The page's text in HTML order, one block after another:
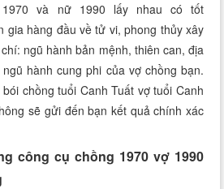
và nữ 1990 lấy nhau có tốt
gia hàng đầu về tử vi, phong thủy xây
ngũ hành bản mệnh, thiên can, địa
hành cung phi của vợ chồng bạn.
chồng tuổi Canh Tuất vợ tuổi Canh
sẽ gửi đến bạn kết quả chính xác
công cụ chồng 1970 vợ 1990